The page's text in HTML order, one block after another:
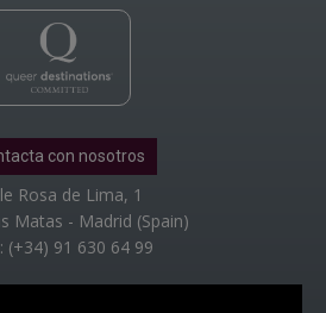
con nosotros
Rosa de Lima, 1
Matas - Madrid (Spain)
(+34) 91 630 64 99